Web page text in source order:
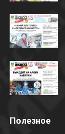
Полезное